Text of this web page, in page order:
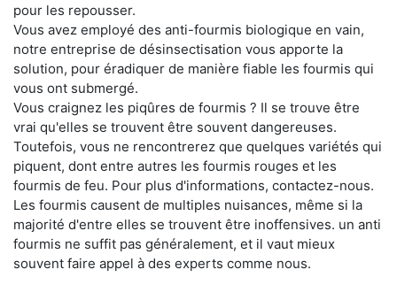
pour les repousser.
Vous avez employé des anti-fourmis biologique en vain,
notre entreprise de désinsectisation vous apporte la
solution, pour éradiquer de manière fiable les fourmis qui
vous ont submergé.
Vous craignez les piqûres de fourmis ? Il se trouve être
vrai qu'elles se trouvent être souvent dangereuses.
Toutefois, vous ne rencontrerez que quelques variétés qui
piquent, dont entre autres les fourmis rouges et les
fourmis de feu. Pour plus d'informations, contactez-nous.
Les fourmis causent de multiples nuisances, même si la
majorité d'entre elles se trouvent être inoffensives. un anti
fourmis ne suffit pas généralement, et il vaut mieux
souvent faire appel à des experts comme nous.